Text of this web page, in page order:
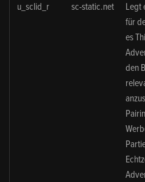
u_sclid_r sc-static.net
Legt
für
es
den